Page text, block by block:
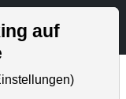
und Artikelsuche
auf